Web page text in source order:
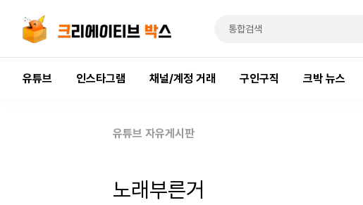
유튜브 인스타그램 채널/계정 거래 구인구직 크박 뉴스
유튜브 자유게시판
노래부른거